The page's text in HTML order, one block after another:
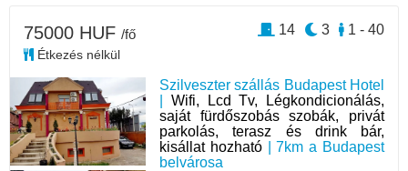
Szilveszter szállás Budapest Hotel
Wifi, Lcd Tv, Légkondicionálás,
saját fürdőszobás szobák, privát
parkolás, terasz és drink bár,
kisállat hozható| 7km a Budapest
belvárosa
75000 HUF /fő
Étkezés nélkül
1 - 40
3
14